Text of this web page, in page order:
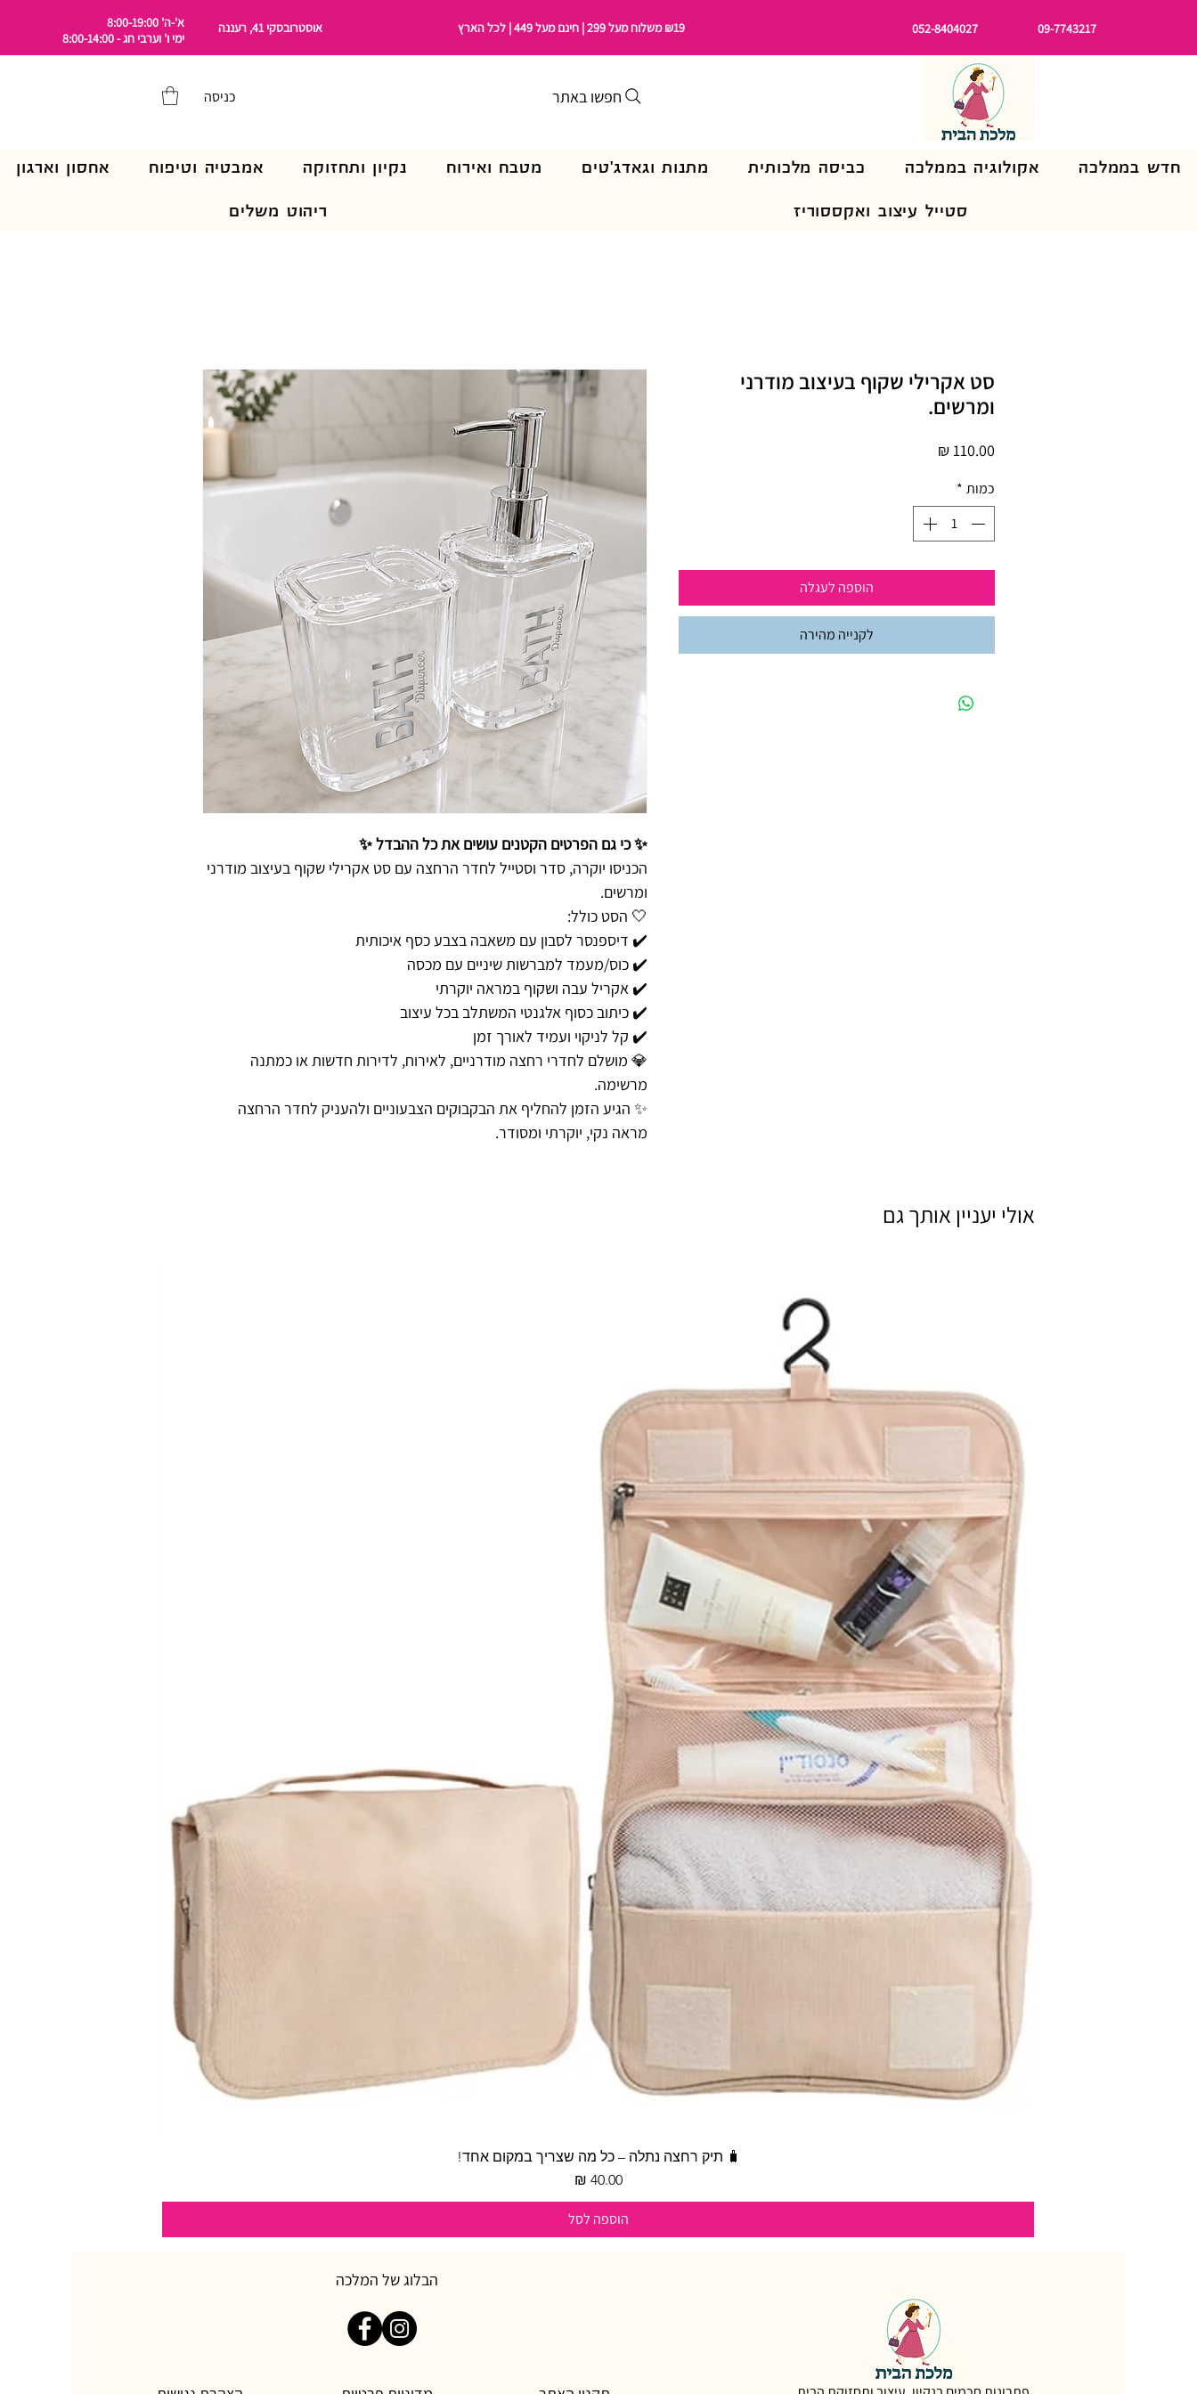
א'-ה' 8:00-19:00
ימי ו' וערבי חג - 8:00-14:00
אוסטרובסקי 41, רעננה ₪19 משלוח מעל 299 | חינם מעל 449 | לכל הארץ 052-8404027 09-7743217
כניסה
חדש בממלכה אקולוגיה בממלכה כביסה מלכותית מתנות וגאדג'טים מטבח ואירוח נקיון ותחזוקה אמבטיה וטיפוח אחסון וארגון
סטייל עיצוב ואקססוריז ריהוט משלים
חפשו באתר
✨ כי גם הפרטים הקטנים עושים את כל ההבדל ✨
הכניסו יוקרה, סדר וסטייל לחדר הרחצה עם סט אקרילי שקוף בעיצוב מודרני
ומרשים.
🤍 הסט כולל:
✔️ דיספנסר לסבון עם משאבה בצבע כסף איכותית
✔️ כוס/מעמד למברשות שיניים עם מכסה
✔️ אקריל עבה ושקוף במראה יוקרתי
✔️ כיתוב כסוף אלגנטי המשתלב בכל עיצוב
✔️ קל לניקוי ועמיד לאורך זמן
💎 מושלם לחדרי רחצה מודרניים, לאירוח, לדירות חדשות או כמתנה
מרשימה.
✨ הגיע הזמן להחליף את הבקבוקים הצבעוניים ולהעניק לחדר הרחצה
מראה נקי, יוקרתי ומסודר.
סט אקרילי שקוף בעיצוב מודרני
ומרשים.
כמות *
הוספה לעגלה
לקנייה מהירה
אולי יעניין אותך גם
תצוגה מהירה
🧳 תיק רחצה נתלה – כל מה שצריך במקום אחד!
מחיר
הוספה לסל
הבלוג של המלכה